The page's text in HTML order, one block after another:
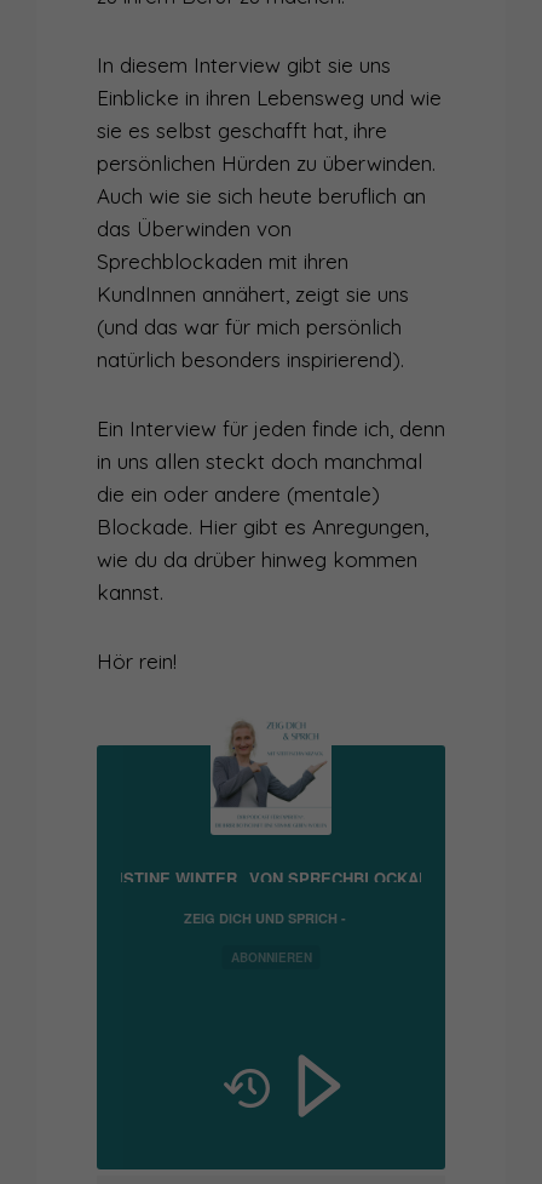
In diesem Interview gibt sie uns
Einblicke in ihren Lebensweg und wie
sie es selbst geschafft hat, ihre
persönlichen Hürden zu überwinden.
Auch wie sie sich heute beruflich an
das Überwinden von
Sprechblockaden mit ihren
KundInnen annähert, zeigt sie uns
(und das war für mich persönlich
natürlich besonders inspirierend).
Ein Interview für jeden finde ich, denn
in uns allen steckt doch manchmal
die ein oder andere (mentale)
Blockade. Hier gibt es Anregungen,
wie du da drüber hinweg kommen
kannst.
Hör rein!
ZEIG DICH UND SPRICH -
EXPERTEN*, DIE IHRER
ABONNIEREN
MIT CHRISTINE WINTER „VON SPRECHBLOCKADEN ZUR